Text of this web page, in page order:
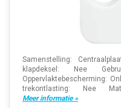
Samenstelling:
klapdeksel: Nee
Oppervlaktebescherming:
trekontlasting: Nee
Meer informatie »